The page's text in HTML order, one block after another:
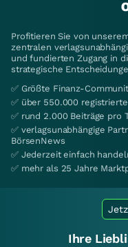
Profitieren Sie von
zentralen
und fundierten Zugang in
strategische
✅ Größte Finanz-
✅ über 550.000
✅ rund 2.000 Beiträge pro
✅ verlagsunabhängige
BörsenNews
✅ Jederzeit einfach
✅ mehr als 25 Jahre
Ihre